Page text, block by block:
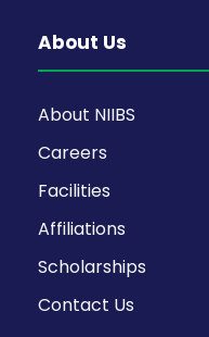
About Us
About NIIBS
Careers
Facilities
Affiliations
Scholarships
Contact Us